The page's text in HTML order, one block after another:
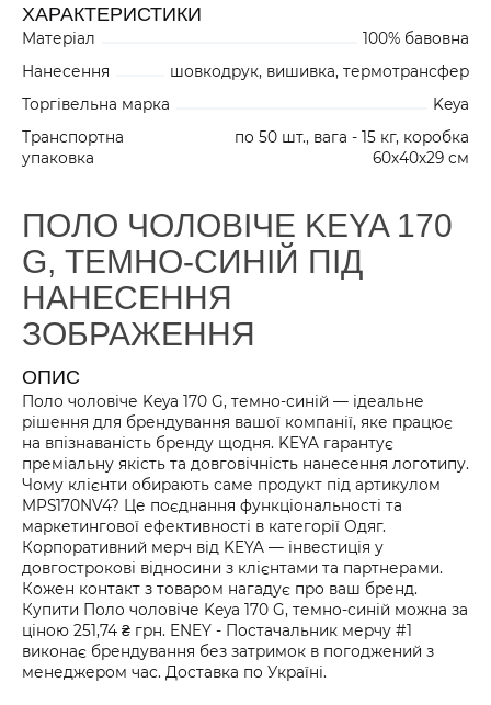
ХАРАКТЕРИСТИКИ
Матеріал
100% бавовна
Нанесення
шовкодрук, вишивка, термотрансфер
Торгівельна марка
Keya
Транспортна
упаковка
по 50 шт., вага - 15 кг, коробка
60х40х29 см
ПОЛО ЧОЛОВІЧЕ KEYA 170
G, ТЕМНО-СИНІЙ ПІД
НАНЕСЕННЯ
ЗОБРАЖЕННЯ
ОПИС
Поло чоловіче Keya 170 G, темно-синій — ідеальне
рішення для брендування вашої компанії, яке працює
на впізнаваність бренду щодня. KEYA гарантує
преміальну якість та довговічність нанесення логотипу.
Чому клієнти обирають саме продукт під артикулом
MPS170NV4? Це поєднання функціональності та
маркетингової ефективності в категорії Одяг.
Корпоративний мерч від KEYA — інвестиція у
довгострокові відносини з клієнтами та партнерами.
Кожен контакт з товаром нагадує про ваш бренд.
Купити Поло чоловіче Keya 170 G, темно-синій можна за
ціною 251,74 ₴ грн. ENEY - Постачальник мерчу #1
виконає брендування без затримок в погоджений з
менеджером час. Доставка по Україні.